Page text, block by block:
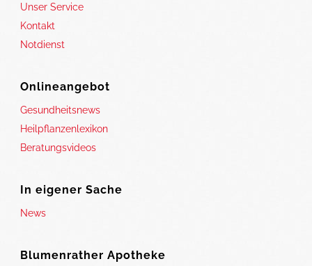
Unser Service
Kontakt
Notdienst
Onlineangebot
Gesundheitsnews
Heilpflanzenlexikon
Beratungsvideos
In eigener Sache
News
Blumenrather Apotheke